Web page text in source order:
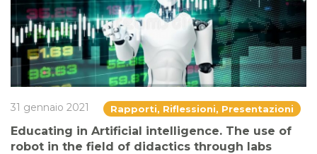
31 gennaio 2021 Rapporti, Riflessioni, Presentazioni
Educating in Artificial intelligence. The use of
robot in the field of didactics through labs